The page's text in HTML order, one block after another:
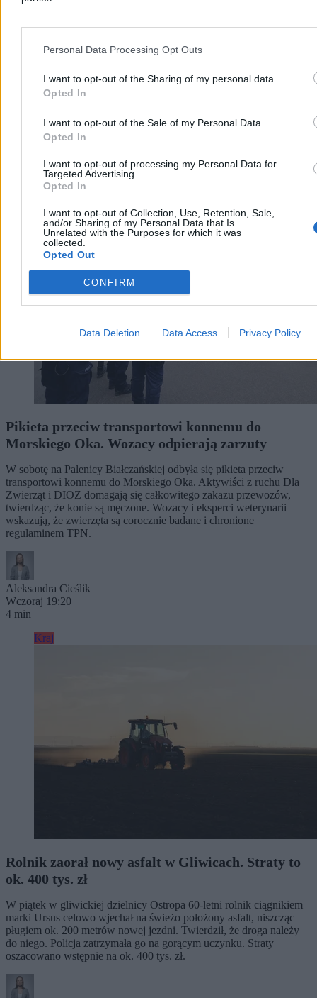
Personal Data Processing Opt Outs
I want to opt-out of the Sharing of my personal data.
Opted In
I want to opt-out of the Sale of my Personal Data.
Opted In
I want to opt-out of processing my Personal Data for
Targeted Advertising.
Opted In
I want to opt-out of Collection, Use, Retention, Sale,
and/or Sharing of my Personal Data that Is
Unrelated with the Purposes for which it was
collected.
Opted Out
CONFIRM
Data Deletion Data Access Privacy Policy
Reklama
Pikieta przeciw transportowi konnemu do
Morskiego Oka. Wozacy odpierają zarzuty
W sobotę na Palenicy Białczańskiej odbyła się pikieta przeciw
transportowi konnemu do Morskiego Oka. Aktywiści z ruchu Dla
Zwierząt i DIOZ domagają się całkowitego zakazu przewozów,
twierdząc, że konie są męczone. Wozacy i eksperci weterynarii
wskazują, że zwierzęta są corocznie badane i chronione
regulaminem TPN.
Aleksandra Cieślik
Wczoraj 19:20
4 min
Kraj
Rolnik zaorał nowy asfalt w Gliwicach. Straty to
ok. 400 tys. zł
W piątek w gliwickiej dzielnicy Ostropa 60-letni rolnik ciągnikiem
marki Ursus celowo wjechał na świeżo położony asfalt, niszcząc
pługiem ok. 200 metrów nowej jezdni. Twierdził, że droga należy
do niego. Policja zatrzymała go na gorącym uczynku. Straty
oszacowano wstępnie na ok. 400 tys. zł.